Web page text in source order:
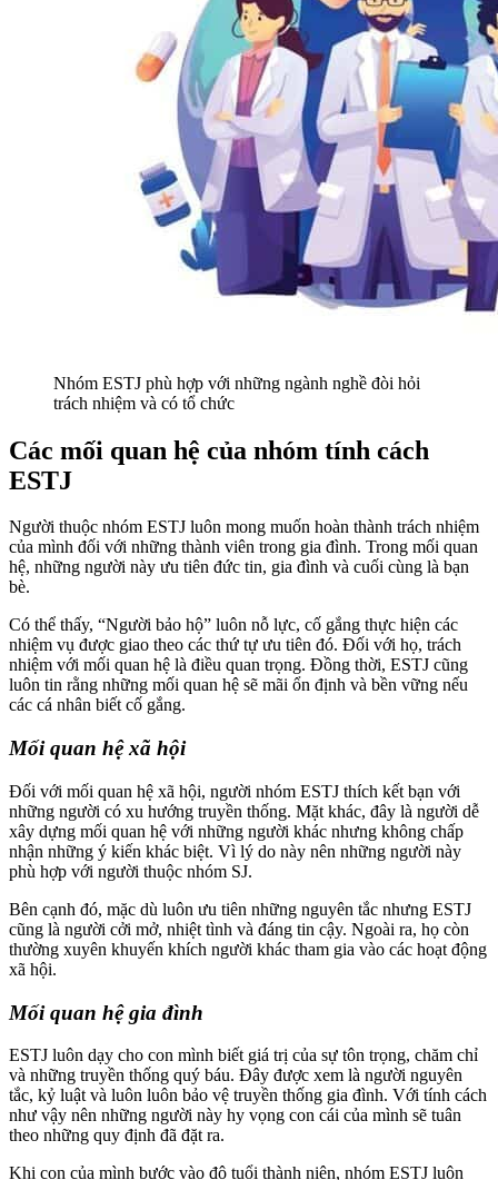
Nhóm ESTJ phù hợp với những ngành nghề đòi hỏi
trách nhiệm và có tổ chức
Các mối quan hệ của nhóm tính cách
ESTJ
Người thuộc nhóm ESTJ luôn mong muốn hoàn thành trách nhiệm
của mình đối với những thành viên trong gia đình. Trong mối quan
hệ, những người này ưu tiên đức tin, gia đình và cuối cùng là bạn
bè.
Có thể thấy, “Người bảo hộ” luôn nỗ lực, cố gắng thực hiện các
nhiệm vụ được giao theo các thứ tự ưu tiên đó. Đối với họ, trách
nhiệm với mối quan hệ là điều quan trọng. Đồng thời, ESTJ cũng
luôn tin rằng những mối quan hệ sẽ mãi ổn định và bền vững nếu
các cá nhân biết cố gắng.
Mối quan hệ xã hội
Đối với mối quan hệ xã hội, người nhóm ESTJ thích kết bạn với
những người có xu hướng truyền thống. Mặt khác, đây là người dễ
xây dựng mối quan hệ với những người khác nhưng không chấp
nhận những ý kiến khác biệt. Vì lý do này nên những người này
phù hợp với người thuộc nhóm SJ.
Bên cạnh đó, mặc dù luôn ưu tiên những nguyên tắc nhưng ESTJ
cũng là người cởi mở, nhiệt tình và đáng tin cậy. Ngoài ra, họ còn
thường xuyên khuyến khích người khác tham gia vào các hoạt động
xã hội.
Mối quan hệ gia đình
ESTJ luôn dạy cho con mình biết giá trị của sự tôn trọng, chăm chỉ
và những truyền thống quý báu. Đây được xem là người nguyên
tắc, kỷ luật và luôn luôn bảo vệ truyền thống gia đình. Với tính cách
như vậy nên những người này hy vọng con cái của mình sẽ tuân
theo những quy định đã đặt ra.
Khi con của mình bước vào độ tuổi thành niên, nhóm ESTJ luôn